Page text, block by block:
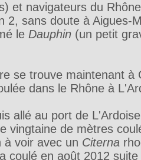
et navigateurs du
2, sans doute à Aigues-
le Dauphin(un petit
se trouve maintenant à
dans le Rhône à
allé au port de
vingtaine de mètres
à voir avec un Citerna
coulé en août 2012